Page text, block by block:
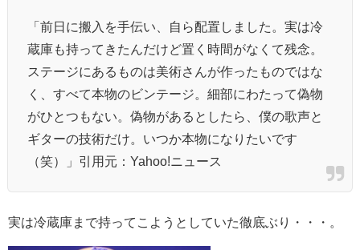
「前日に搬入を手伝い、自ら配置しました。実は冷
蔵庫も持ってきたんだけど置く時間がなくて残念。
ステージにあるものは美術さんが作ったものではな
く、すべて本物のビンテージ。細部にわたって偽物
がひとつもない。偽物があるとしたら、僕の歌声と
ギターの技術だけ。いつか本物になりたいです
（笑）」引用元：Yahoo!ニュース
実は冷蔵庫まで持ってこようとしていた徹底ぶり・・・。